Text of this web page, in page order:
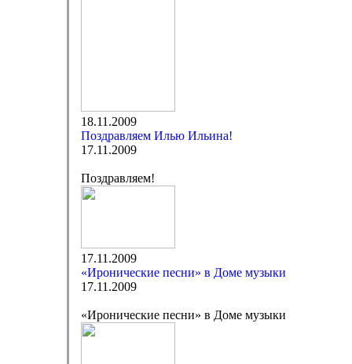
18.11.2009
Поздравляем Илью Ильина!
17.11.2009
Поздравляем!
17.11.2009
«Иронические песни» в Доме музыки
17.11.2009
«Иронические песни» в Доме музыки